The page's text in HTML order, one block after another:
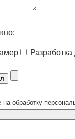
Разработка
на обработку